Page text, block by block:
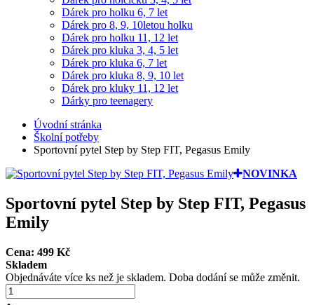
Dárek pro holku 6, 7 let
Dárek pro 8, 9, 10letou holku
Dárek pro holku 11, 12 let
Dárek pro kluka 3, 4, 5 let
Dárek pro kluka 6, 7 let
Dárek pro kluka 8, 9, 10 let
Dárek pro kluky 11, 12 let
Dárky pro teenagery
Úvodní stránka
Školní potřeby
Sportovní pytel Step by Step FIT, Pegasus Emily
NOVINKA
Sportovní pytel Step by Step FIT, Pegasus
Emily
Cena: 499 Kč
Skladem
Objednáváte více ks než je skladem. Doba dodání se může změnit.